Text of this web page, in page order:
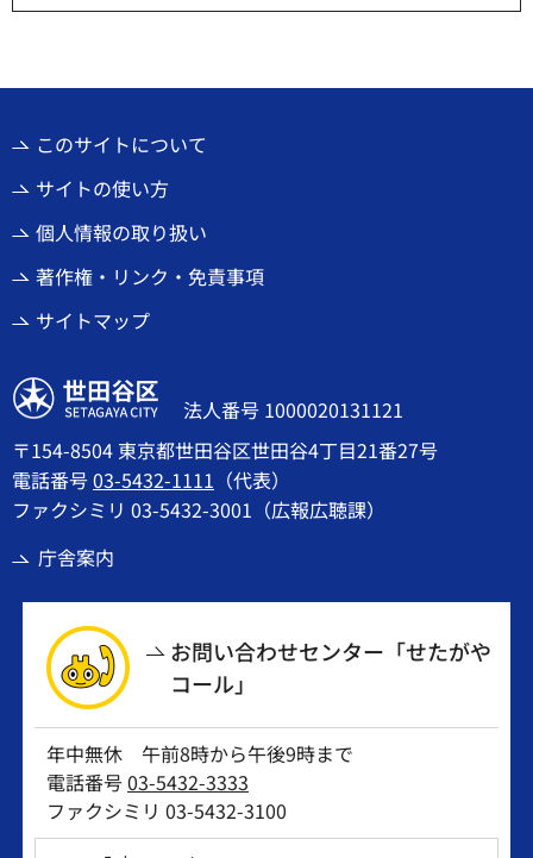
このサイトについて
サイトの使い方
個人情報の取り扱い
著作権・リンク・免責事項
サイトマップ
世田谷区
法人番号 1000020131121
〒154-8504 東京都世田谷区世田谷4丁目21番27号
電話番号03-5432-1111 （代表）
ファクシミリ 03-5432-3001（広報広聴課）
庁舎案内
お問い合わせセンター「せたがや
コール」
年中無休 午前8時から午後9時まで
電話番号03-5432-3333
ファクシミリ 03-5432-3100